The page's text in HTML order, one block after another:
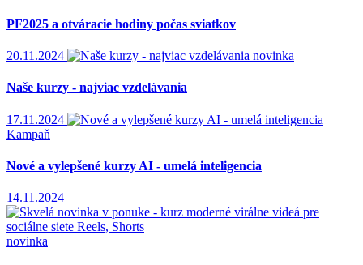
PF2025 a otváracie hodiny počas sviatkov
20.11.2024 novinka
Naše kurzy - najviac vzdelávania
17.11.2024
Kampaň
Nové a vylepšené kurzy AI - umelá inteligencia
14.11.2024
novinka